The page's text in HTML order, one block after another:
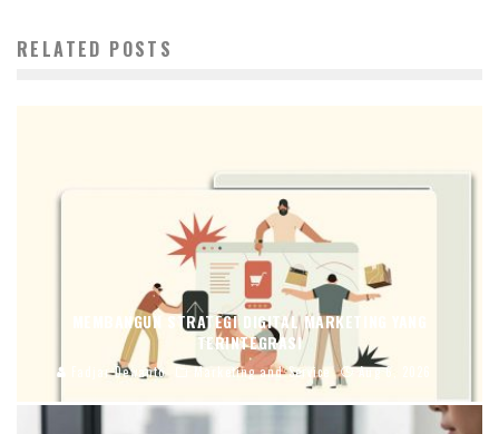
RELATED POSTS
MEMBANGUN STRATEGI DIGITAL MARKETING YANG
TERINTEGRASI
Fadjar Dewanto Marketing and Service Aug 6, 2026